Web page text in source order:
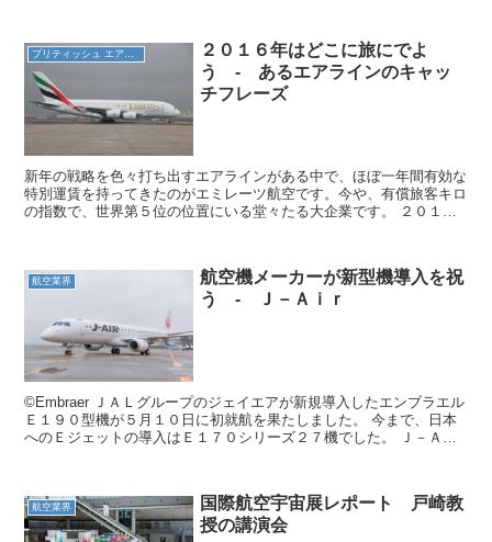
ブリティッシュ エアウェイズ
２０１６年はどこに旅にでよ
う ‐ あるエアラインのキャッ
チフレーズ
新年の戦略を色々打ち出すエアラインがある中で、ほぼ一年間有効な
特別運賃を持ってきたのがエミレーツ航空です。今や、有償旅客キロ
の指数で、世界第５位の位置にいる堂々たる大企業です。 ２０１６
航空業界
航空機メーカーが新型機導入を祝
う ‐ Ｊ－Ａｉｒ
©Embraer ＪＡＬグループのジェイエアが新規導入したエンブラエル
Ｅ１９０型機が５月１０日に初就航を果たしました。 今まで、日本
へのＥジェットの導入はＥ１７０シリーズ２７機でした。 Ｊ－Ａｉ
航空業界
国際航空宇宙展レポート 戸崎教
授の講演会